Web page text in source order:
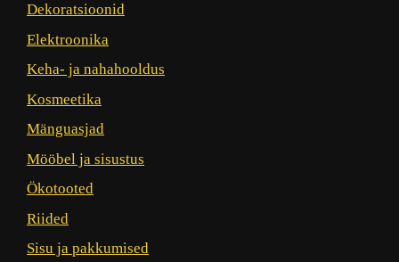
Dekoratsioonid
Elektroonika
Keha- ja nahahooldus
Kosmeetika
Mänguasjad
Mööbel ja sisustus
Ökotooted
Riided
Sisu ja pakkumised